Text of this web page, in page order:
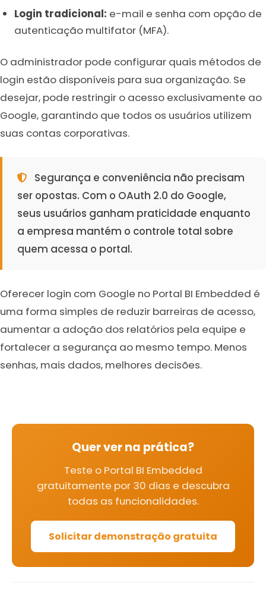
Login tradicional: e-mail e senha com opção de
autenticação multifator (MFA).
O administrador pode configurar quais métodos de
login estão disponíveis para sua organização. Se
desejar, pode restringir o acesso exclusivamente ao
Google, garantindo que todos os usuários utilizem
suas contas corporativas.
Segurança e conveniência não precisam
ser opostas. Com o OAuth 2.0 do Google,
seus usuários ganham praticidade enquanto
a empresa mantém o controle total sobre
quem acessa o portal.
Oferecer login com Google no Portal BI Embedded é
uma forma simples de reduzir barreiras de acesso,
aumentar a adoção dos relatórios pela equipe e
fortalecer a segurança ao mesmo tempo. Menos
senhas, mais dados, melhores decisões.
Quer ver na prática?
Teste o Portal BI Embedded
gratuitamente por 30 dias e descubra
todas as funcionalidades.
Solicitar demonstração gratuita